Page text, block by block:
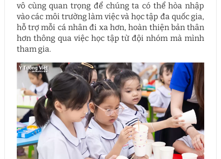
vô cùng quan trọng để chúng ta có thể hòa nhập
vào các môi trường làm việc và học tập đa quốc gia,
hỗ trợ mỗi cá nhân đi xa hơn, hoàn thiện bản thân
hơn thông qua việc học tập từ đội nhóm mà mình
tham gia.